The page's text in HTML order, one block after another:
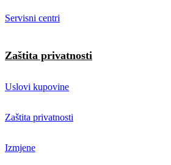
Servisni centri
Zaštita privatnosti
Uslovi kupovine
Zaštita privatnosti
Izmjene